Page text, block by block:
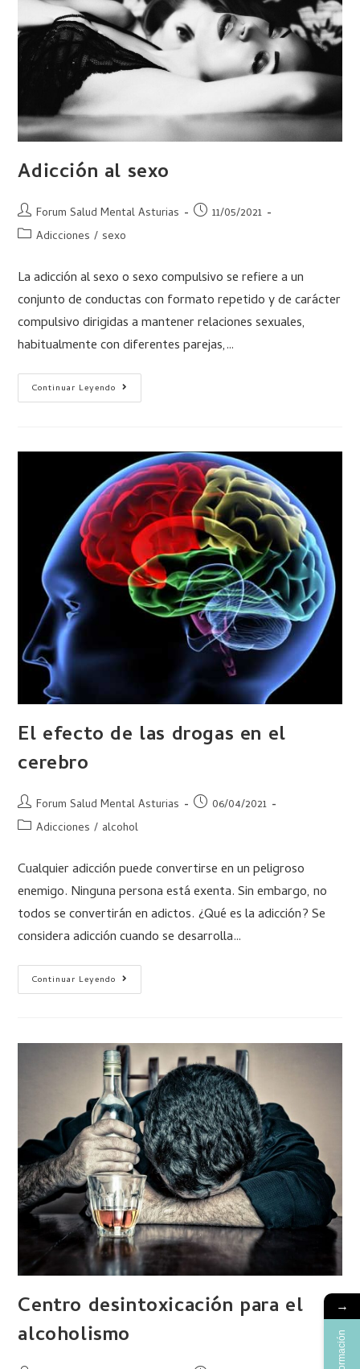
Adicción al sexo
Forum Salud Mental Asturias
11/05/2021
Adicciones / sexo
La adicción al sexo o sexo compulsivo se refiere a un
conjunto de conductas con formato repetido y de carácter
compulsivo dirigidas a mantener relaciones sexuales,
habitualmente con diferentes parejas,…
Continuar Leyendo
El efecto de las drogas en el
cerebro
Forum Salud Mental Asturias
06/04/2021
Adicciones / alcohol
Cualquier adicción puede convertirse en un peligroso
enemigo. Ninguna persona está exenta. Sin embargo, no
todos se convertirán en adictos. ¿Qué es la adicción? Se
considera adicción cuando se desarrolla…
Continuar Leyendo
Centro desintoxicación para el
alcoholismo
→